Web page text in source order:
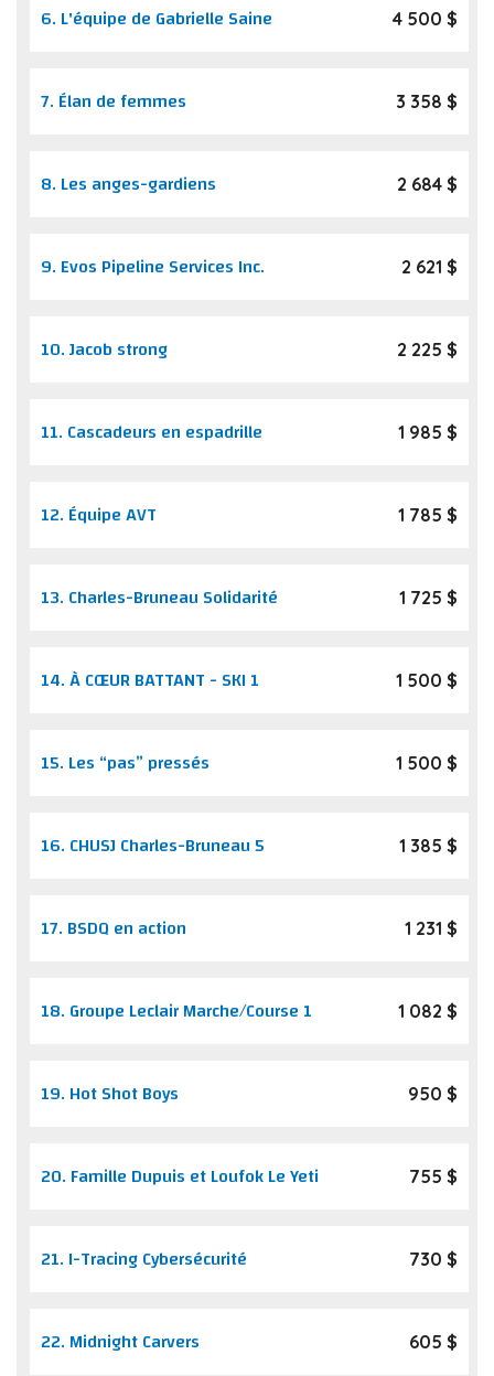
6. L'équipe de Gabrielle Saine 4 500 $
7. Élan de femmes 3 358 $
8. Les anges-gardiens 2 684 $
9. Evos Pipeline Services Inc. 2 621 $
10.Jacob strong 2 225 $
11. Cascadeurs en espadrille 1 985 $
12. Équipe AVT 1 785 $
13. Charles-Bruneau Solidarité 1 725 $
14.À CŒUR BATTANT - SKI 1 1 500 $
15. Les “pas” pressés 1 500 $
16. CHUSJ Charles-Bruneau 5 1 385 $
17. BSDQ en action 1 231 $
18. Groupe Leclair Marche/Course 1 1 082 $
19. Hot Shot Boys 950 $
20. Famille Dupuis et Loufok Le Yeti 755 $
21. I-Tracing Cybersécurité 730 $
22. Midnight Carvers 605 $